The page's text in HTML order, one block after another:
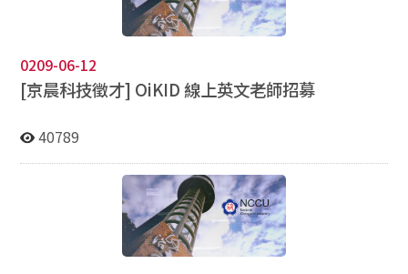
strategy. 2. Understand product portfolio and roadmap
from the headquarter; select the right product for the
assigned market, provide accurate sales forecast to
headquarter. 4. Monitor sell-in, sell-out, final inventory
smooth supply status in the market. 5. Manage
costs, expenses, and profit. Job Requirement: 6.
Proficiency in English 7. Passion on information
technology industry and products 8. Positive and
proactive attitudes; ambitious and goal-oriented 9.
Strategic thinking and solid in execution Workplace:
0209-06-12
[京晨科技徵才] OiKID線上英文老師招募
40789